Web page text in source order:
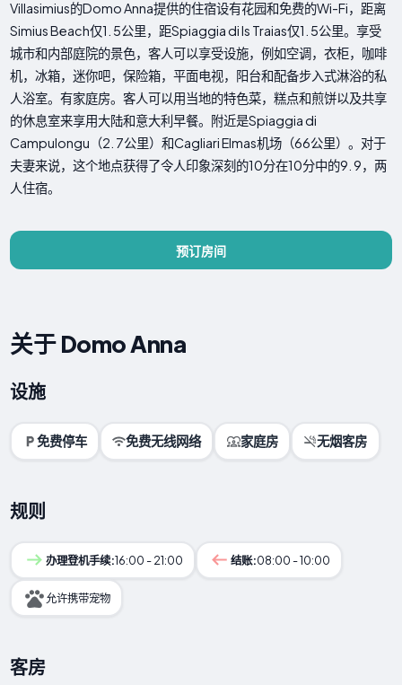
Villasimius的Domo Anna提供的住宿设有花园和免费的Wi-Fi，距离
Simius Beach仅1. 5公里，距Spiaggia di Is Traias仅1. 5公里。享受
城市和内部庭院的景色，客人可以享受设施，例如空调，衣柜，咖啡
机，冰箱，迷你吧，保险箱，平面电视，阳台和配备步入式淋浴的私
人浴室。有家庭房。客人可以用当地的特色菜，糕点和煎饼以及共享
的休息室来享用大陆和意大利早餐。附近是Spiaggia di
Campulongu（2. 7公里）和Cagliari Elmas机场（66公里）。对于
夫妻来说，这个地点获得了令人印象深刻的10分在10分中的9. 9，两
人住宿。
预订房间
关于 Domo Anna
设施
免费停车 免费无线网络 家庭房 无烟客房
规则
办理登机手续:16:00 - 21:00 结账:08:00 - 10:00
允许携带宠物
客房